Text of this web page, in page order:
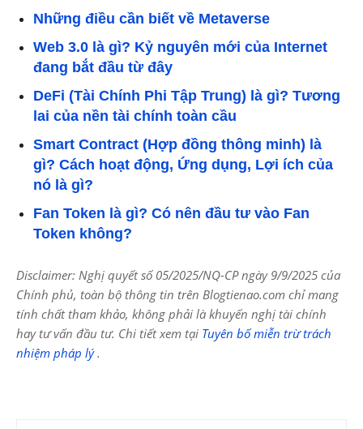
Những điều cần biết về Metaverse
Web 3.0 là gì? Kỷ nguyên mới của Internet
đang bắt đầu từ đây
DeFi (Tài Chính Phi Tập Trung) là gì? Tương
lai của nền tài chính toàn cầu
Smart Contract (Hợp đồng thông minh) là
gì? Cách hoạt động, Ứng dụng, Lợi ích của
nó là gì?
Fan Token là gì? Có nên đầu tư vào Fan
Token không?
Disclaimer: Nghị quyết số 05/2025/NQ-CP ngày 9/9/2025 của
Chính phủ, toàn bộ thông tin trên Blogtienao.com chỉ mang
tính chất tham khảo, không phải là khuyến nghị tài chính
hay tư vấn đầu tư. Chi tiết xem tại Tuyên bố miễn trừ trách
nhiệm pháp lý.